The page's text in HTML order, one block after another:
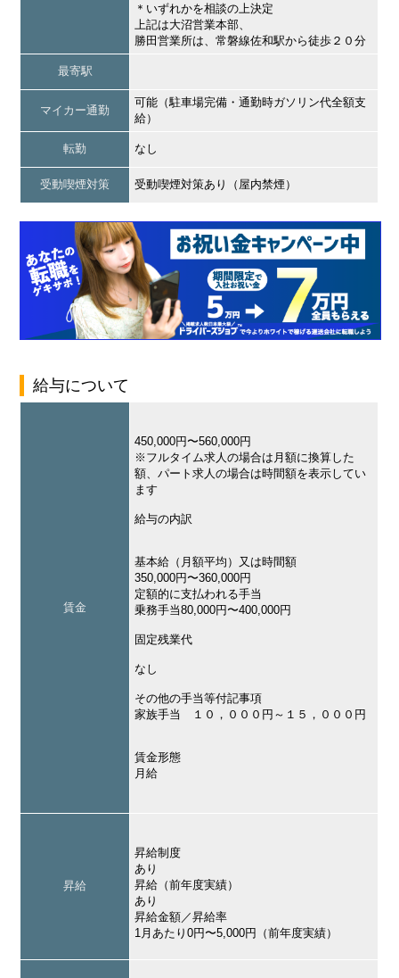
＊いずれかを相談の上決定
上記は大沼営業本部、
勝田営業所は、常磐線佐和駅から徒歩２０分
最寄駅
マイカー通勤
可能（駐車場完備・通勤時ガソリン代全額支
給）
転勤 なし
受動喫煙対策 受動喫煙対策あり（屋内禁煙）
給与について
賃金
450,000円〜560,000円
※フルタイム求人の場合は月額に換算した
額、パート求人の場合は時間額を表示してい
ます
給与の内訳
基本給（月額平均）又は時間額
350,000円〜360,000円
定額的に支払われる手当
乗務手当80,000円〜400,000円
固定残業代
なし
その他の手当等付記事項
家族手当 １０，０００円～１５，０００円
賃金形態
月給
昇給
昇給制度
あり
昇給（前年度実績）
あり
昇給金額／昇給率
1月あたり0円〜5,000円（前年度実績）